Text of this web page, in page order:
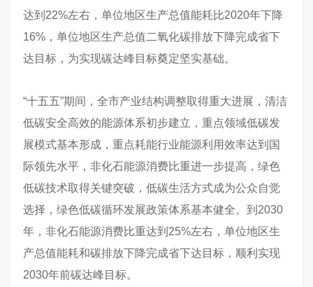
达到22%左右，单位地区生产总值能耗比2020年下降
16%，单位地区生产总值二氧化碳排放下降完成省下
达目标，为实现碳达峰目标奠定坚实基础。
“十五五”期间，全市产业结构调整取得重大进展，清洁
低碳安全高效的能源体系初步建立，重点领域低碳发
展模式基本形成，重点耗能行业能源利用效率达到国
际领先水平，非化石能源消费比重进一步提高，绿色
低碳技术取得关键突破，低碳生活方式成为公众自觉
选择，绿色低碳循环发展政策体系基本健全。到2030
年，非化石能源消费比重达到25%左右，单位地区生
产总值能耗和碳排放下降完成省下达目标，顺利实现
2030年前碳达峰目标。